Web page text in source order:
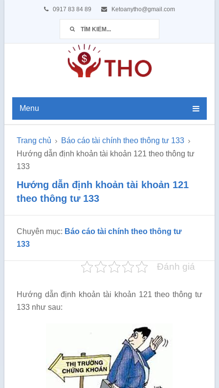
0917 83 84 89 Ketoanytho@gmail.com
Menu
Trang chủ
Báo cáo tài chính theo thông tư 133
Hướng dẫn định khoản tài khoản 121 theo thông tư
133
Hướng dẫn định khoản tài khoản 121
theo thông tư 133
Chuyên mục: Báo cáo tài chính theo thông tư
133
Đánh giá
Hướng dẫn định khoản tài khoản 121 theo thông tư
133 như sau: